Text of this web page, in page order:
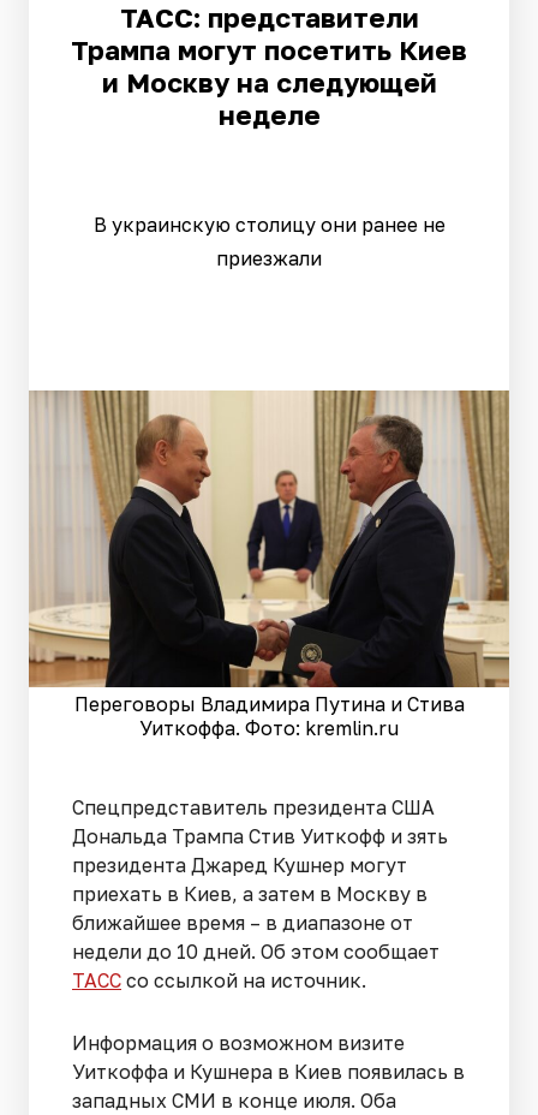
ТАСС: представители
Трампа могут посетить Киев
и Москву на следующей
неделе
В украинскую столицу они ранее не
приезжали
Переговоры Владимира Путина и Стива
Уиткоффа. Фото: kremlin.ru
Спецпредставитель президента США
Дональда Трампа Стив Уиткофф и зять
президента Джаред Кушнер могут
приехать в Киев, а затем в Москву в
ближайшее время – в диапазоне от
недели до 10 дней. Об этом сообщает
ТАСС со ссылкой на источник.
Информация о возможном визите
Уиткоффа и Кушнера в Киев появилась в
западных СМИ в конце июля. Оба